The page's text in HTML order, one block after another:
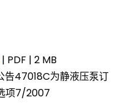
| PDF | 2 MB
告47018C为静液压泵订
项7/2007